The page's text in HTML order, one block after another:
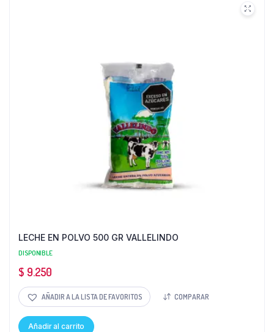
LECHE EN POLVO 500 GR VALLELINDO
DISPONIBLE
$ 9.250
AÑADIR A LA LISTA DE FAVORITOS COMPARAR
Añadir al carrito